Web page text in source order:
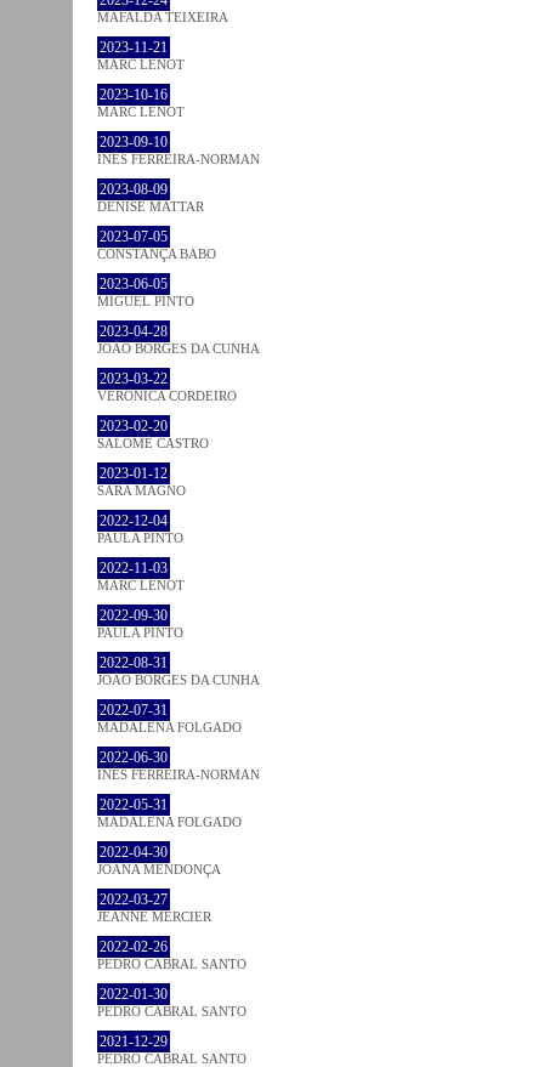
MAFALDA TEIXEIRA
2023-11-21
MARC LENOT
2023-10-16
MARC LENOT
2023-09-10
INÊS FERREIRA-NORMAN
2023-08-09
DENISE MATTAR
2023-07-05
CONSTANÇA BABO
2023-06-05
MIGUEL PINTO
2023-04-28
JOÃO BORGES DA CUNHA
2023-03-22
VERONICA CORDEIRO
2023-02-20
SALOMÉ CASTRO
2023-01-12
SARA MAGNO
2022-12-04
PAULA PINTO
2022-11-03
MARC LENOT
2022-09-30
PAULA PINTO
2022-08-31
JOÃO BORGES DA CUNHA
2022-07-31
MADALENA FOLGADO
2022-06-30
INÊS FERREIRA-NORMAN
2022-05-31
MADALENA FOLGADO
2022-04-30
JOANA MENDONÇA
2022-03-27
JEANNE MERCIER
2022-02-26
PEDRO CABRAL SANTO
2022-01-30
PEDRO CABRAL SANTO
2021-12-29
PEDRO CABRAL SANTO